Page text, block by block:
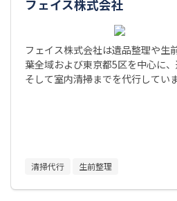
フェイス株式会社
フェイス株式会社は遺品整理や生
葉全域および東京都5区を中心に
そして室内清掃までを代行していま
清掃代行 生前整理